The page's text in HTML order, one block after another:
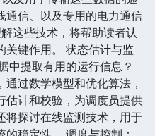
通信、以及专用的电力通信
这些技术，将帮助读者认
关键作用。 状态估计与监
中提取有用的运行信息？
过数学模型和优化算法，
估计和校验，为调度员提供
将探讨在线监测技术，用于